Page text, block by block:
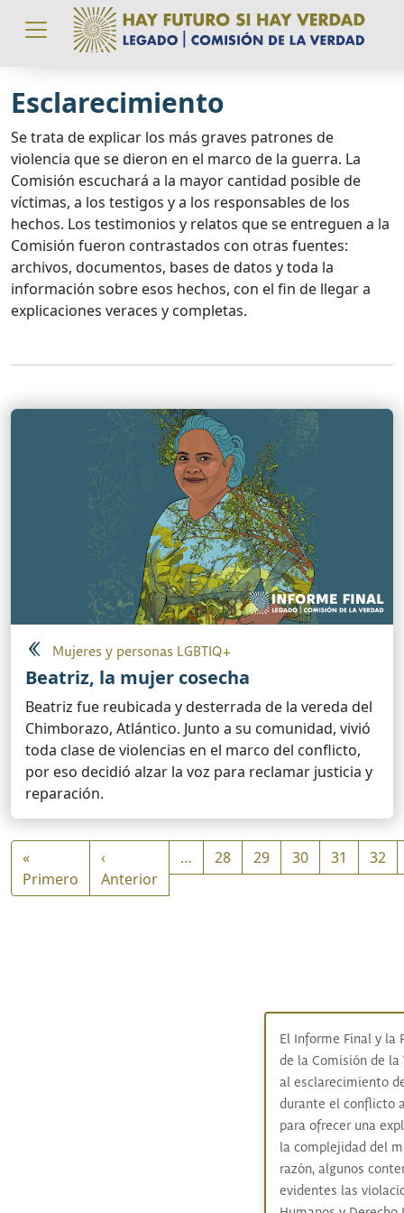
Pasar al contenido principal
Esclarecimiento
Se trata de explicar los más graves patrones de
violencia que se dieron en el marco de la guerra. La
Comisión escuchará a la mayor cantidad posible de
víctimas, a los testigos y a los responsables de los
hechos. Los testimonios y relatos que se entreguen a la
Comisión fueron contrastados con otras fuentes:
archivos, documentos, bases de datos y toda la
información sobre esos hechos, con el fin de llegar a
explicaciones veraces y completas.
Mujeres y personas LGBTIQ+
Beatriz, la mujer cosecha
Beatriz fue reubicada y desterrada de la vereda del
Chimborazo, Atlántico. Junto a su comunidad, vivió
toda clase de violencias en el marco del conflicto,
por eso decidió alzar la voz para reclamar justicia y
reparación.
Paginación
«
Primero Primera página
‹
AnteriorPágina anterior
… 28 29 30 31 32
El Informe Final y
de la Comisión de
al esclarecimiento
durante el conflicto
para ofrecer una
la complejidad del
razón, algunos
evidentes las